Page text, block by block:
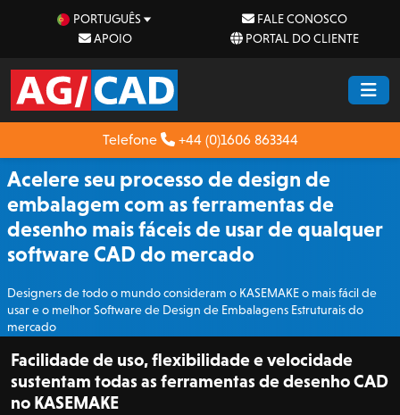
PORTUGUÊS
FALE CONOSCO
APOIO
PORTAL DO CLIENTE
Telefone +44 (0)1606 863344
Acelere seu processo de design de
embalagem com as ferramentas de
desenho mais fáceis de usar de qualquer
software CAD do mercado
Designers de todo o mundo consideram o KASEMAKE o mais fácil de
usar e o melhor Software de Design de Embalagens Estruturais do
mercado
Facilidade de uso, flexibilidade e velocidade
sustentam todas as ferramentas de desenho CAD
no KASEMAKE